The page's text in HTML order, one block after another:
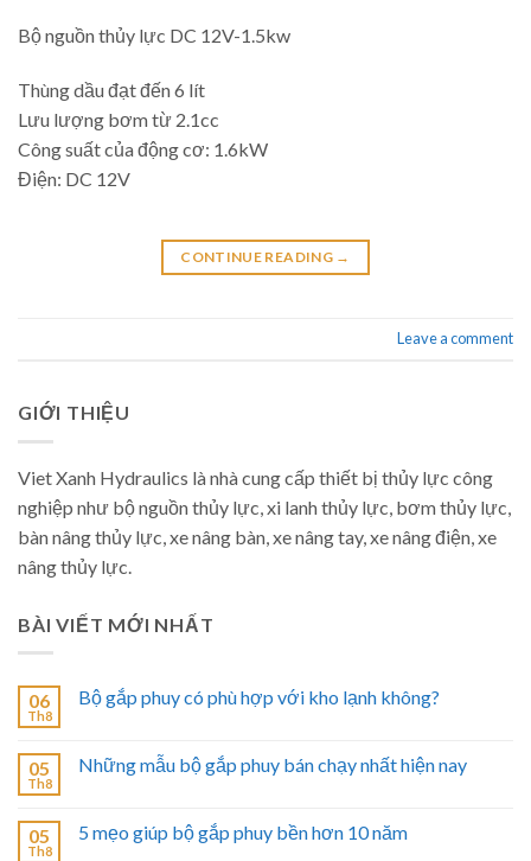
Bộ nguồn thủy lực DC 12V-1.5kw
Thùng dầu đạt đến 6 lít
Lưu lượng bơm từ 2.1cc
Công suất của động cơ: 1.6kW
Điện: DC 12V
CONTINUE READING →
Leave a comment
GIỚI THIỆU
Viet Xanh Hydraulics là nhà cung cấp thiết bị thủy lực công
nghiệp như bộ nguồn thủy lực, xi lanh thủy lực, bơm thủy lực,
bàn nâng thủy lực, xe nâng bàn, xe nâng tay, xe nâng điện, xe
nâng thủy lực.
BÀI VIẾT MỚI NHẤT
06
Th8
Bộ gắp phuy có phù hợp với kho lạnh không?
05
Th8
Những mẫu bộ gắp phuy bán chạy nhất hiện nay
05
Th8
5 mẹo giúp bộ gắp phuy bền hơn 10 năm